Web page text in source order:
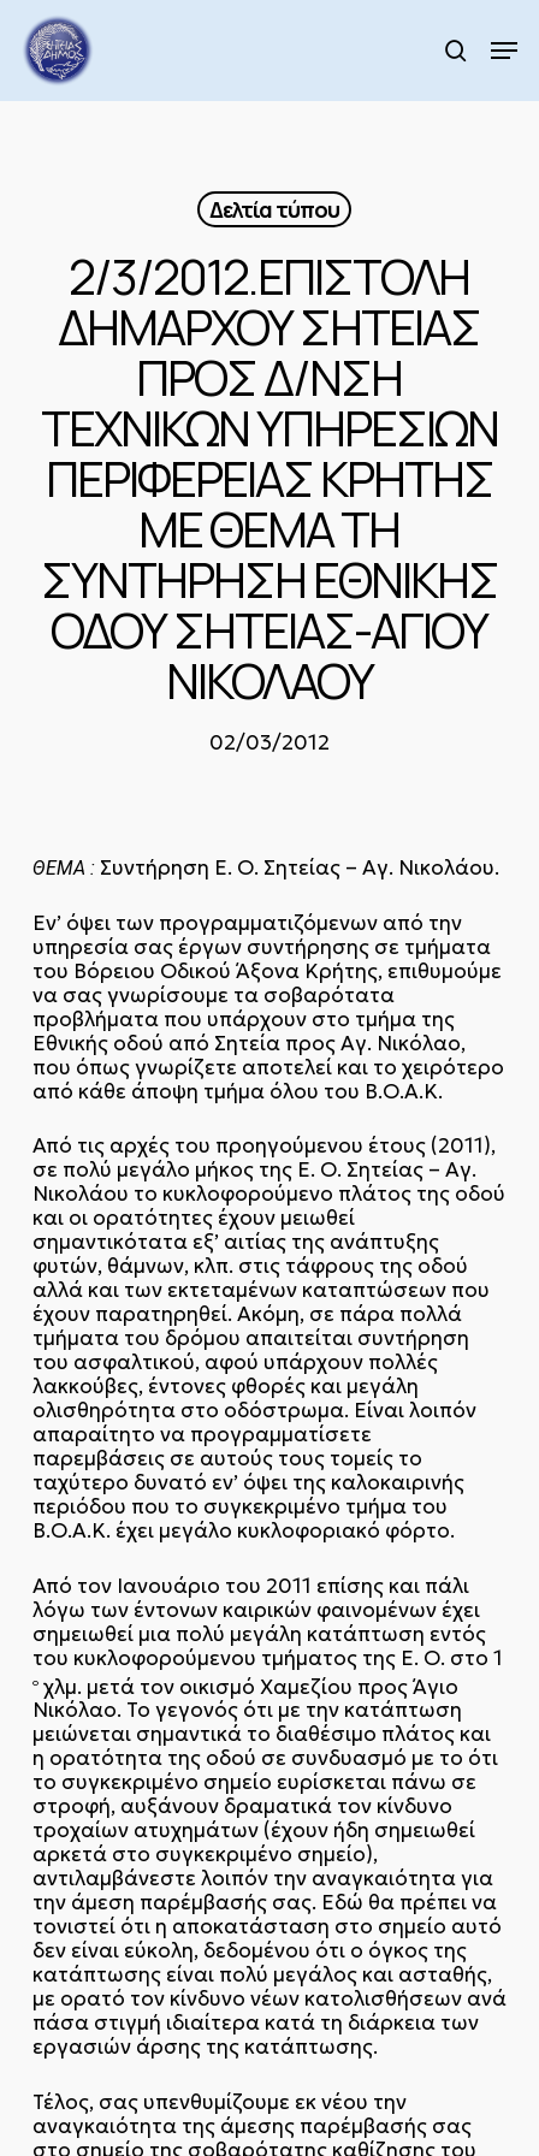
main
content
search
Δελτία τύπου
2/3/2012.ΕΠΙΣΤΟΛΗ
ΔΗΜΑΡΧΟΥ ΣΗΤΕΙΑΣ
ΠΡΟΣ Δ/ΝΣΗ
ΤΕΧΝΙΚΩΝ ΥΠΗΡΕΣΙΩΝ
ΠΕΡΙΦΕΡΕΙΑΣ ΚΡΗΤΗΣ
ΜΕ ΘΕΜΑ ΤΗ
ΣΥΝΤΗΡΗΣΗ ΕΘΝΙΚΗΣ
ΟΔΟΥ ΣΗΤΕΙΑΣ-ΑΓΙΟΥ
ΝΙΚΟΛΑΟΥ
02/03/2012
ΘΕΜΑ :Συντήρηση Ε. Ο. Σητείας – Αγ. Νικολάου.
Εν’ όψει των προγραμματιζόμενων από την
υπηρεσία σας έργων συντήρησης σε τμήματα
του Βόρειου Οδικού Άξονα Κρήτης, επιθυμούμε
να σας γνωρίσουμε τα σοβαρότατα
προβλήματα που υπάρχουν στο τμήμα της
Εθνικής οδού από Σητεία προς Αγ. Νικόλαο,
που όπως γνωρίζετε αποτελεί και το χειρότερο
από κάθε άποψη τμήμα όλου του Β.Ο.Α.Κ.
Από τις αρχές του προηγούμενου έτους (2011),
σε πολύ μεγάλο μήκος της Ε. Ο. Σητείας – Αγ.
Νικολάου το κυκλοφορούμενο πλάτος της οδού
και οι ορατότητες έχουν μειωθεί
σημαντικότατα εξ’ αιτίας της ανάπτυξης
φυτών, θάμνων, κλπ. στις τάφρους της οδού
αλλά και των εκτεταμένων καταπτώσεων που
έχουν παρατηρηθεί. Ακόμη, σε πάρα πολλά
τμήματα του δρόμου απαιτείται συντήρηση
του ασφαλτικού, αφού υπάρχουν πολλές
λακκούβες, έντονες φθορές και μεγάλη
ολισθηρότητα στο οδόστρωμα. Είναι λοιπόν
απαραίτητο να προγραμματίσετε
παρεμβάσεις σε αυτούς τους τομείς το
ταχύτερο δυνατό εν’ όψει της καλοκαιρινής
περιόδου που το συγκεκριμένο τμήμα του
Β.Ο.Α.Κ. έχει μεγάλο κυκλοφοριακό φόρτο.
Από τον Ιανουάριο του 2011 επίσης και πάλι
λόγω των έντονων καιρικών φαινομένων έχει
σημειωθεί μια πολύ μεγάλη κατάπτωση εντός
του κυκλοφορούμενου τμήματος της Ε. Ο. στο 1
οχλμ. μετά τον οικισμό Χαμεζίου προς Άγιο
Νικόλαο. Το γεγονός ότι με την κατάπτωση
μειώνεται σημαντικά το διαθέσιμο πλάτος και
η ορατότητα της οδού σε συνδυασμό με το ότι
το συγκεκριμένο σημείο ευρίσκεται πάνω σε
στροφή, αυξάνουν δραματικά τον κίνδυνο
τροχαίων ατυχημάτων (έχουν ήδη σημειωθεί
αρκετά στο συγκεκριμένο σημείο),
αντιλαμβάνεστε λοιπόν την αναγκαιότητα για
την άμεση παρέμβασής σας. Εδώ θα πρέπει να
τονιστεί ότι η αποκατάσταση στο σημείο αυτό
δεν είναι εύκολη, δεδομένου ότι ο όγκος της
κατάπτωσης είναι πολύ μεγάλος και ασταθής,
με ορατό τον κίνδυνο νέων κατολισθήσεων ανά
πάσα στιγμή ιδιαίτερα κατά τη διάρκεια των
εργασιών άρσης της κατάπτωσης.
Τέλος, σας υπενθυμίζουμε εκ νέου την
αναγκαιότητα της άμεσης παρέμβασής σας
στο σημείο της σοβαρότατης καθίζησης του
Menu